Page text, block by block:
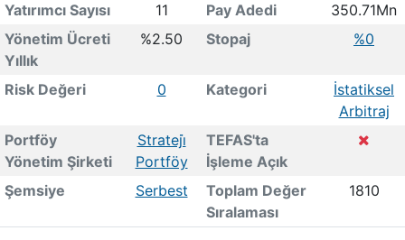
Yatırımcı Sayısı
11 Pay Adedi
350.71Mn
Yönetim Ücreti
Yıllık
%2.50 Stopaj %0
Risk Değeri 0 Kategori
İstatiksel
Arbitraj
Portföy
Yönetim Şirketi
Strateji̇
Portföy
TEFAS'ta
İşleme Açık
Şemsiye
Serbest
Toplam Değer
Sıralaması
1810